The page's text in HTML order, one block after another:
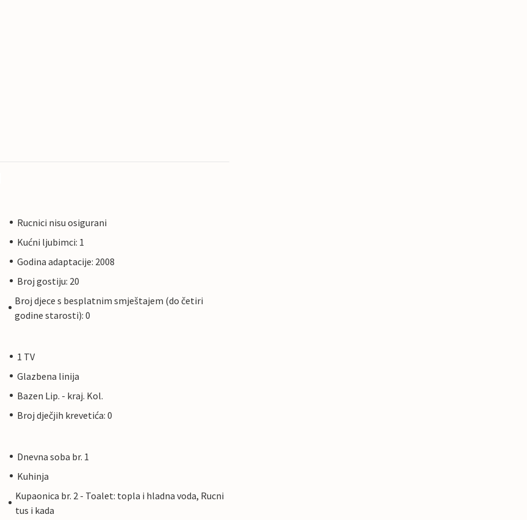
Rucnici nisu osigurani
Kućni ljubimci: 1
Godina adaptacije: 2008
Broj gostiju: 20
Broj djece s besplatnim smještajem (do četiri
godine starosti): 0
1 TV
Glazbena linija
Bazen Lip. - kraj. Kol.
Broj dječjih krevetića: 0
Dnevna soba br. 1
Kuhinja
Kupaonica br. 2 - Toalet: topla i hladna voda, Rucni
tus i kada